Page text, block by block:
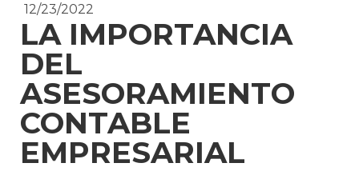
12/23/2022
LA IMPORTANCIA
DEL
ASESORAMIENTO
CONTABLE
EMPRESARIAL